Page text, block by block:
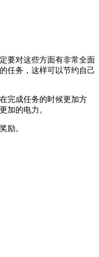
要对这些方面有非常全面
任务，这样可以节约自己
完成任务的时候更加方
加的电力。
励。